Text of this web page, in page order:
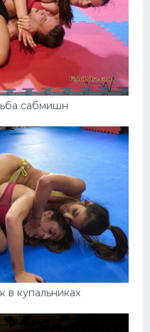
сабмишн
в купальниках